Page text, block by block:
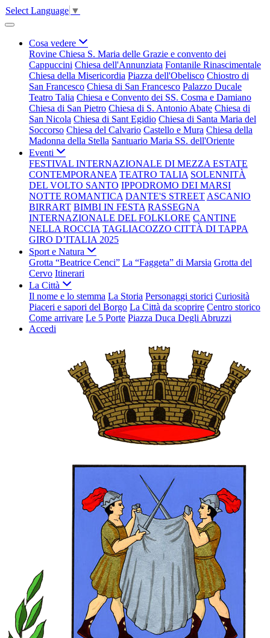
Select Language ▼
Cosa vedere
Rovine Chiesa S. Maria delle Grazie e convento dei
Cappuccini Chiesa dell'Annunziata Fontanile Rinascimentale
Chiesa della Misericordia Piazza dell'Obelisco Chiostro di
San Francesco Chiesa di San Francesco Palazzo Ducale
Teatro Talia Chiesa e Convento dei SS. Cosma e Damiano
Chiesa di San Pietro Chiesa di S. Antonio Abate Chiesa di
San Nicola Chiesa di Sant Egidio Chiesa di Santa Maria del
Soccorso Chiesa del Calvario Castello e Mura Chiesa della
Madonna della Stella Santuario Maria SS. dell'Oriente
Eventi
FESTIVAL INTERNAZIONALE DI MEZZA ESTATE
CONTEMPORANEA TEATRO TALIA SOLENNITÀ
DEL VOLTO SANTO IPPODROMO DEI MARSI
NOTTE ROMANTICA DANTE'S STREET ASCANIO
BIRRART BIMBI IN FESTA RASSEGNA
INTERNAZIONALE DEL FOLKLORE CANTINE
NELLA ROCCIA TAGLIACOZZO CITTÀ DI TAPPA
GIRO D’ITALIA 2025
Sport e Natura
Grotta “Beatrice Cenci” La “Faggeta” di Marsia Grotta del
Cervo Itinerari
La Città
Il nome e lo stemma La Storia Personaggi storici Curiosità
Piaceri e sapori del Borgo La Città da scoprire Centro storico
Come arrivare Le 5 Porte Piazza Duca Degli Abruzzi
Accedi